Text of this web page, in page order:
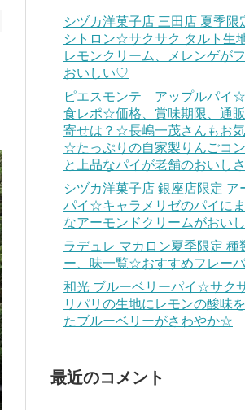
シヅカ洋菓子店 三田店 夏季限
シトロン☆サクサク タルト生
レモンクリーム、メレンゲが
おいしい♡
ピエスモンテ アップルパイ☆
食レポ☆価格、賞味期限、通
寄せは？☆長嶋一茂さんもお
☆たっぷりの自家製りんごコ
と上品なパイが老舗のおいし
シヅカ洋菓子店 銀座店限定 ア
パイ☆キャラメリゼのパイに
なアーモンドクリームがおい
ラデュレ マカロン夏季限定 種
ー、味一覧☆おすすめフレー
和光 ブルーベリーパイ☆サク
リパリの生地にレモンの酸味
たブルーベリーがさわやか☆
最近のコメント